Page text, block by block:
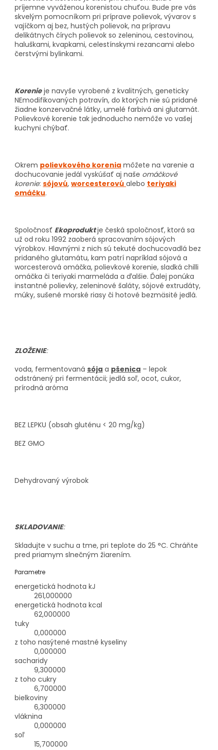
príjemne vyváženou korenistou chuťou. Bude pre vás
skvelým pomocníkom pri príprave polievok, vývarov s
vajíčkom aj bez, hustých polievok, na prípravu
delikátnych čírych polievok so zeleninou, cestovinou,
haluškami, kvapkami, celestínskymi rezancami alebo
čerstvými bylinkami.
Korenieje navyše vyrobené z kvalitných, geneticky
NEmodifikovaných potravín, do ktorých nie sú pridané
žiadne konzervačné látky, umelé farbivá ani glutamát.
Polievkové korenie tak jednoducho nemôže vo vašej
kuchyni chýbať.
Okrem polievkového korenia môžete na varenie a
dochucovanie jedál vyskúšať aj naše omáčkové
korenie: sójovú, worcesterovú alebo teriyaki
omáčku.
Spoločnosť Ekoproduktje česká spoločnosť, ktorá sa
už od roku 1992 zaoberá spracovaním sójových
výrobkov. Hlavnými z nich sú tekuté dochucovadlá bez
pridaného glutamátu, kam patrí napríklad sójová a
worcesterová omáčka, polievkové korenie, sladká chilli
omáčka či teriyaki marmeláda a ďalšie. Ďalej ponúka
instantné polievky, zeleninové šaláty, sójové extrudáty,
múky, sušené morské riasy či hotové bezmäsité jedlá.
ZLOŽENIE:
voda, fermentovaná sója a pšenica – lepok
odstránený pri fermentácii; jedlá soľ, ocot, cukor,
prírodná aróma
BEZ LEPKU (obsah gluténu < 20 mg/kg)
BEZ GMO
Dehydrovaný výrobok
SKLADOVANIE:
Skladujte v suchu a tme, pri teplote do 25 °C. Chráňte
pred priamym slnečným žiarením.
Parametre
energetická hodnota kJ
261,000000
energetická hodnota kcal
62,000000
tuky
0,000000
z toho nasýtené mastné kyseliny
0,000000
sacharidy
9,300000
z toho cukry
6,700000
bielkoviny
6,300000
vláknina
0,000000
soľ
15,700000